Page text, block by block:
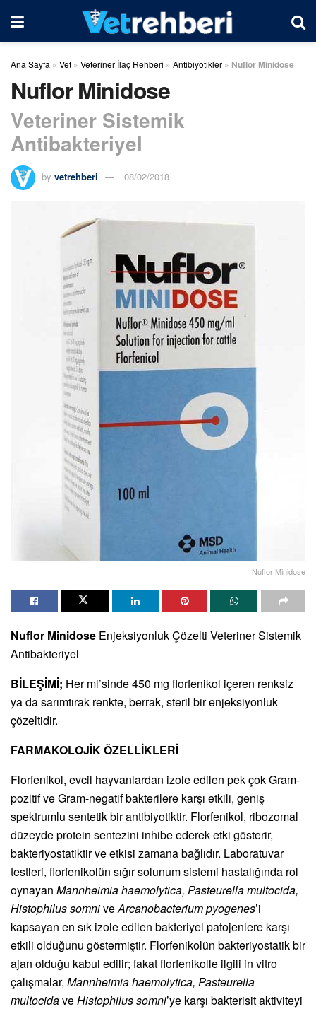
Ana Sayfa » Vet » Veteriner İlaç Rehberi » Antibiyotikler » Nuflor Minidose
Nuflor Minidose
Veteriner Sistemik
Antibakteriyel
by vetrehberi 08/02/2018
Nuflor Minidose
Nuflor Minidose Enjeksiyonluk Çözelti Veteriner Sistemik
Antibakteriyel
BİLEŞİMİ; Her ml’sinde 450 mg florfenikol içeren renksiz
ya da sarımtırak renkte, berrak, steril bir enjeksiyonluk
çözeltidir.
FARMAKOLOJİK ÖZELLİKLERİ
Florfenikol, evcil hayvanlardan izole edilen pek çok Gram-
pozitif ve Gram-negatif bakterilere karşı etkili, geniş
spektrumlu sentetik bir antibiyotiktir. Florfenikol, ribozomal
düzeyde protein sentezini inhibe ederek etki gösterir,
bakteriyostatiktir ve etkisi zamana bağlıdır. Laboratuvar
testleri, florfenikolün sığır solunum sistemi hastalığında rol
oynayan Mannheimia haemolytica, Pasteurella multocida,
Histophilus somniveArcanobacterium pyogenes’i
kapsayan en sık izole edilen bakteriyel patojenlere karşı
etkili olduğunu göstermiştir. Florfenikolün bakteriyostatik bir
ajan olduğu kabul edilir; fakat florfenikolle ilgili in vitro
çalışmalar, Mannheimia haemolytica, Pasteurella
multocidaveHistophilus somni’ye karşı bakterisit aktiviteyi